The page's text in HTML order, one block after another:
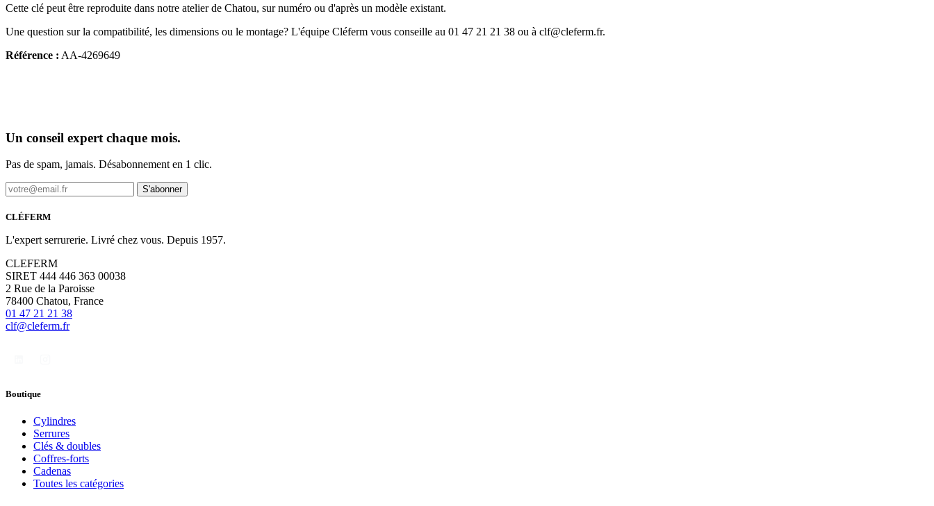
Cette clé peut être reproduite dans notre atelier de Chatou, sur numéro ou d'après un modèle existant.
Une question sur la compatibilité, les dimensions ou le montage? L'équipe Cléferm vous conseille au 01 47 21 21 38 ou à clf@cleferm.fr.
Référence : AA-4269649
Un conseil expert chaque mois.
Pas de spam, jamais. Désabonnement en 1 clic.
S'abonner
CLÉFERM
L'expert serrurerie. Livré chez vous. Depuis 1957.
CLEFERM
SIRET 444 446 363 00038
2 Rue de la Paroisse
78400 Chatou, France
01 47 21 21 38
clf@cleferm.fr
Boutique
Cylindres
Serrures
Clés & doubles
Coffres-forts
Cadenas
Toutes les catégories